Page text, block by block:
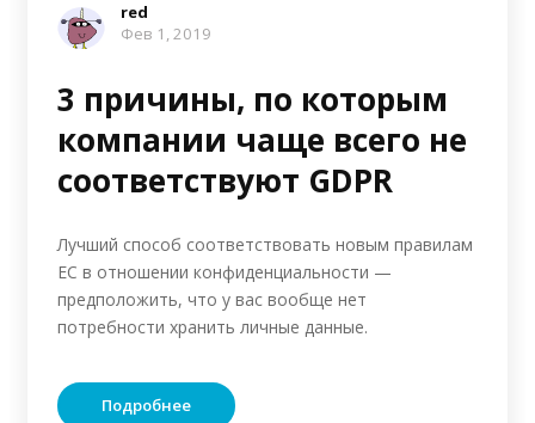
red
Фев 1, 2019
3 причины, по которым
компании чаще всего не
соответствуют GDPR
Лучший способ соответствовать новым правилам
ЕС в отношении конфиденциальности —
предположить, что у вас вообще нет
потребности хранить личные данные.
Подробнее